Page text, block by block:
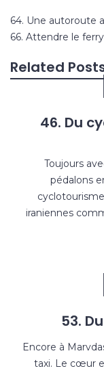
Navigation
de
64. Une autoroute
66. Attendre le
Related
46. Du
Toujours
pédalons
iraniennes
53.
Encore à
taxi. Le cœur